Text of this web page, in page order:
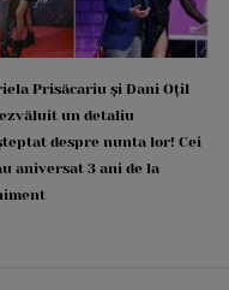
Prisăcariu și Dani Oțil
un detaliu
despre nunta lor! Cei
aniversat 3 ani de la